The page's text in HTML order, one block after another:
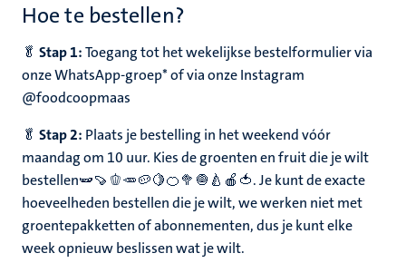
Hoe te bestellen?
🥬 Stap 1:Toegang tot het wekelijkse bestelformulier via
onze WhatsApp-groep* of via onze Instagram
@foodcoopmaas
🥬 Stap 2: Plaats je bestelling in het weekend vóór
maandag om 10 uur. Kies de groenten en fruit die je wilt
bestellen🫛🍠🫑🥕🥔🍋🍊🥦🧅🍐🍎🍅. Je kunt de exacte
hoeveelheden bestellen die je wilt, we werken niet met
groentepakketten of abonnementen, dus je kunt elke
week opnieuw beslissen wat je wilt.